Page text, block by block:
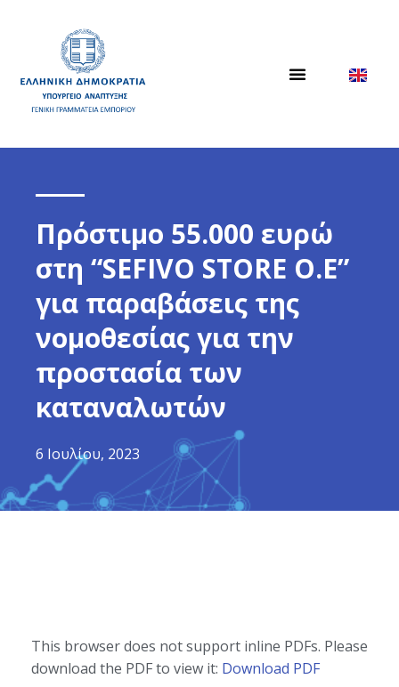
Πρόστιμο 55.000 ευρώ
στη “SEFIVO STORE O.E”
για παραβάσεις της
νομοθεσίας για την
προστασία των
καταναλωτών
6 Ιουλίου, 2023
This browser does not support inline PDFs. Please
download the PDF to view it: Download PDF